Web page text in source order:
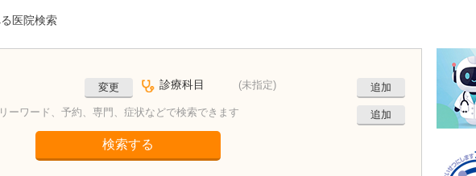
医院検索
変更 診療科目 (未指定) 追加
ーワード、予約、専門、症状などで検索できます 追加
検索する